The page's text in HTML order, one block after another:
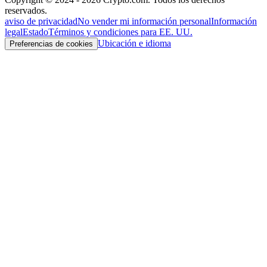
reservados.
aviso de privacidadNo vender mi información personalInformación
legalEstadoTérminos y condiciones para EE. UU.
Preferencias de cookies Ubicación e idioma